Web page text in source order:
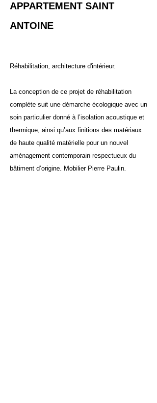
APPARTEMENT SAINT
ANTOINE
Réhabilitation, architecture d'intérieur.
​La conception de ce projet de réhabilitation
complète suit une démarche écologique avec un
soin particulier donné à l’isolation acoustique et
thermique, ainsi qu’aux finitions des matériaux
de haute qualité matérielle pour un nouvel
aménagement contemporain respectueux du
bâtiment d’origine. Mobilier Pierre Paulin.